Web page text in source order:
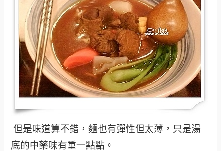
但是味道算不錯，麵也有彈性但太薄，只是湯
底的中藥味有重一點點。